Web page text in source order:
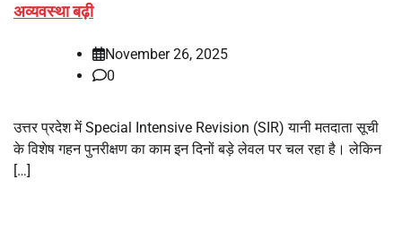
अव्यवस्था बढ़ी
November 26, 2025
0
उत्तर प्रदेश में Special Intensive Revision (SIR) यानी मतदाता सूची
के विशेष गहन पुनरीक्षण का काम इन दिनों बड़े लेवल पर चल रहा है। लेकिन
[…]